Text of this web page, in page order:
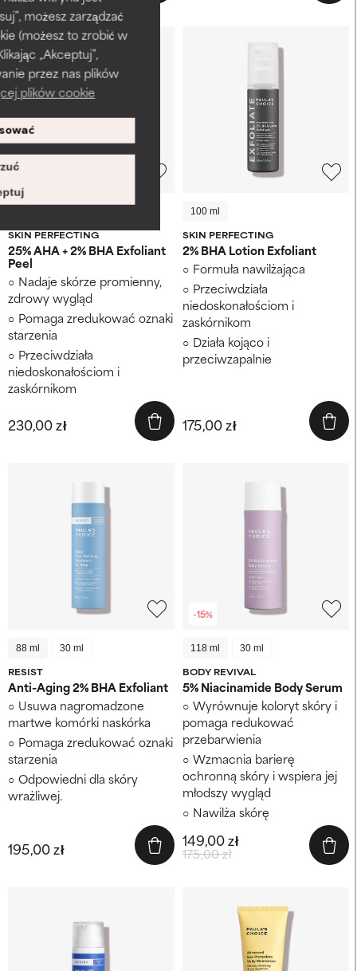
możesz zarządzać
(możesz to zrobić w
„Akceptuj”,
przez nas plików
plików cookie
SKIN PERFECTING
25% AHA + 2% BHA Exfoliant
Peel
Nadaje skórze promienny,
zdrowy wygląd
Pomaga zredukować oznaki
starzenia
Przeciwdziała
niedoskonałościom i
zaskórnikom
230,00 zł
100 ml
SKIN PERFECTING
2% BHA Lotion Exfoliant
Formuła nawilżająca
Przeciwdziała
niedoskonałościom i
zaskórnikom
Działa kojąco i
przeciwzapalnie
175,00 zł
88 ml 30 ml
RESIST
Anti-Aging 2% BHA Exfoliant
Usuwa nagromadzone
martwe komórki naskórka
Pomaga zredukować oznaki
starzenia
Odpowiedni dla skóry
wrażliwej.
195,00 zł
-15%
118 ml 30 ml
BODY REVIVAL
5% Niacinamide Body Serum
Wyrównuje koloryt skóry i
pomaga redukować
przebarwienia
Wzmacnia barierę
ochronną skóry i wspiera jej
młodszy wygląd
Nawilża skórę
175,00 zł
149,00 zł